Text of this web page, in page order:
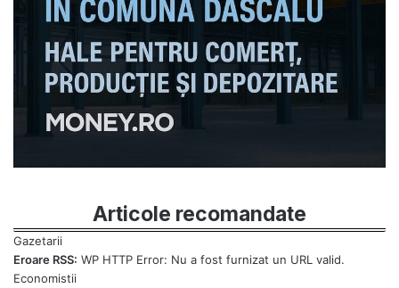
Articole recomandate
Eroare RSS: WP HTTP Error: Nu a fost furnizat un URL valid.